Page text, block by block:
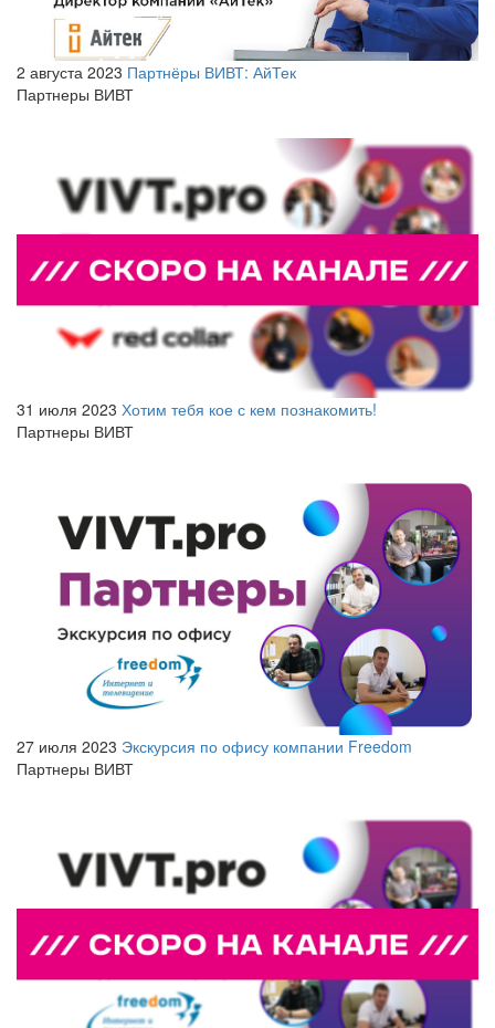
2 августа 2023 Партнёры ВИВТ: АйТек
Партнеры ВИВТ
31 июля 2023 Хотим тебя кое с кем познакомить!
Партнеры ВИВТ
27 июля 2023 Экскурсия по офису компании Freedom
Партнеры ВИВТ